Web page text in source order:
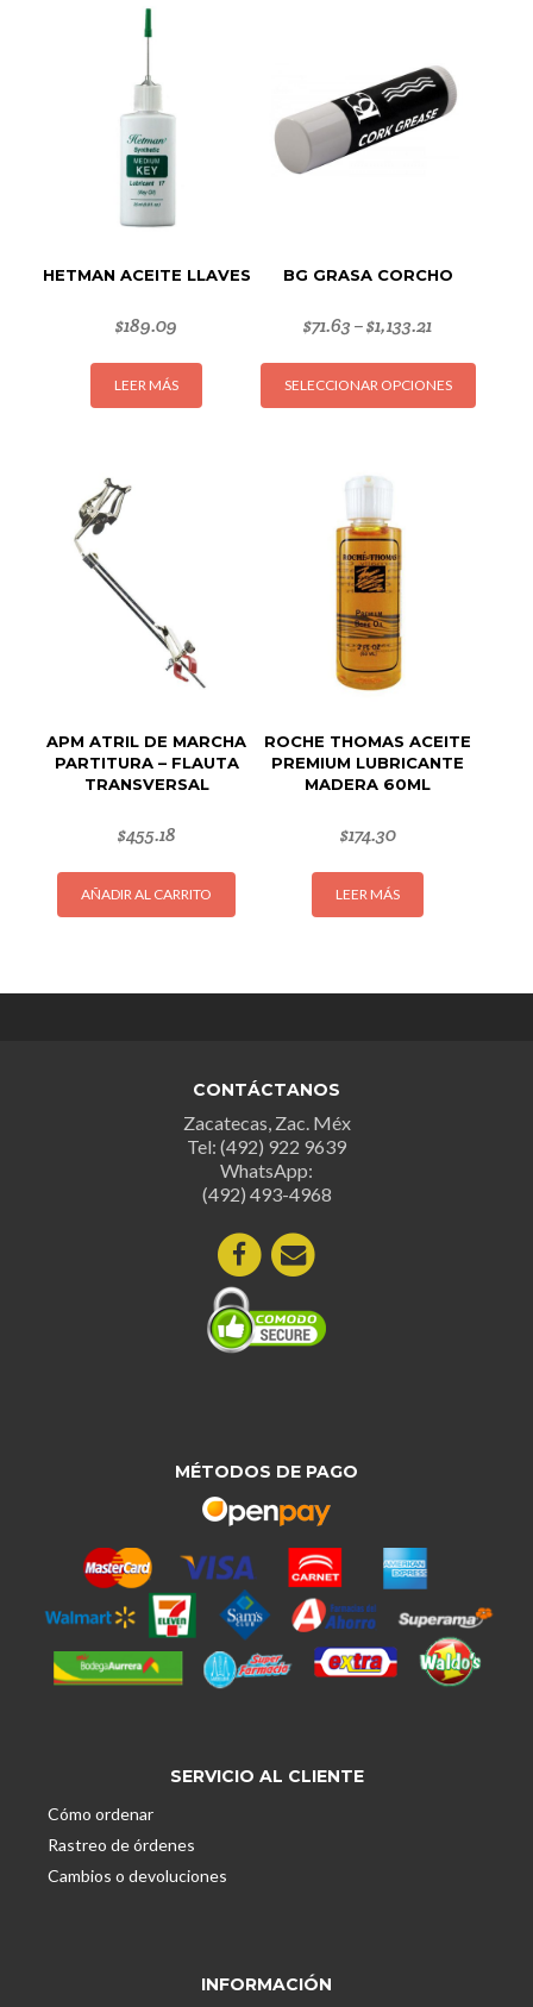
HETMAN ACEITE LLAVES
$189.09
LEER MÁS
BG GRASA CORCHO
$71.63 –$1,133.21
SELECCIONAR OPCIONES
Este
APM ATRIL DE MARCHA
PARTITURA – FLAUTA
TRANSVERSAL
$455.18
AÑADIR AL CARRITO
ROCHE THOMAS ACEITE
PREMIUM LUBRICANTE
MADERA 60ML
$174.30
LEER MÁS
CONTÁCTANOS
Zacatecas, Zac. Méx
Tel: (492) 922 9639
WhatsApp:
(492) 493-4968
MÉTODOS DE PAGO
SERVICIO AL CLIENTE
Cómo ordenar
Rastreo de órdenes
Cambios o devoluciones
INFORMACIÓN